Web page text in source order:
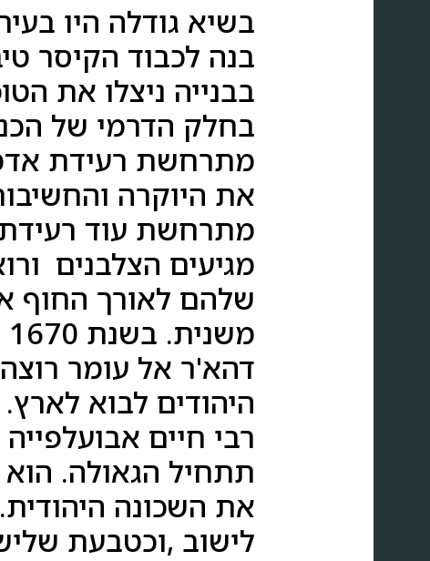
בנה לכבוד הקיסר
בבנייה ניצלו את
מתרחשת רעידת
מגיעים הצלבנים
שלהם לאורך החוף
דהא'ר אל עומר
היהודים לבוא
רבי חיים
תתחיל הגאולה.
את השכונה
לישוב ,וכטבעת